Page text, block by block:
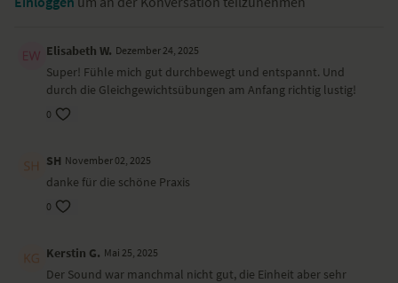
Spotify-Playlistzur Sequenz erstellt.
ist es möglich, dass die Video- oder Tonqualität nicht der gewohnten
YogaEasy-Qualität entspricht.
Elisabeth W. Dezember 24, 2025
Super! Fühle mich gut durchbewegt und entspannt. Und
durch die Gleichgewichtsübungen am Anfang richtig lustig!
0
SH November 02, 2025
danke für die schöne Praxis
0
Kerstin G. Mai 25, 2025
Der Sound war manchmal nicht gut, die Einheit aber sehr